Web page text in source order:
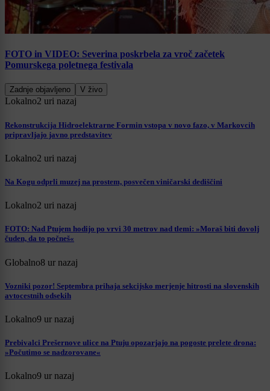
FOTO in VIDEO: Severina poskrbela za vroč začetek
Pomurskega poletnega festivala
Zadnje objavljeno V živo
Lokalno2 uri nazaj
Rekonstrukcija Hidroelektrarne Formin vstopa v novo fazo, v Markovcih
pripravljajo javno predstavitev
Lokalno2 uri nazaj
Na Kogu odprli muzej na prostem, posvečen viničarski dediščini
Lokalno2 uri nazaj
FOTO: Nad Ptujem hodijo po vrvi 30 metrov nad tlemi: »Moraš biti dovolj
čuden, da to počneš«
Globalno8 ur nazaj
Vozniki pozor! Septembra prihaja sekcijsko merjenje hitrosti na slovenskih
avtocestnih odsekih
Lokalno9 ur nazaj
Prebivalci Prešernove ulice na Ptuju opozarjajo na pogoste prelete drona:
»Počutimo se nadzorovane«
Lokalno9 ur nazaj